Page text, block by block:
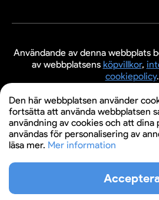
Användande av denna webbplats
av webbplatsens köpvillkor,
cookiepolicy.
© 2026
Den här webbplatsen använder
fortsätta att använda webbplatsen
användning av cookies och att
användas för personalisering av
läsa mer. Mer information